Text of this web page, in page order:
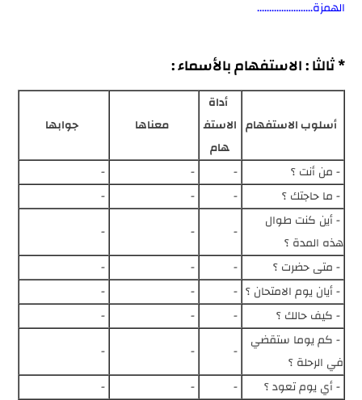
الهمزة.......................
* ثالثا : الاستفهام بالأسماء :
أسلوب الاستفهام
أداة
الاستف
هام
معناها جوابها
- من أنت ؟ -
-
-
- ما حاجتك ؟
-
-
-
- أين كنت طوال
هذه المدة ؟
-
-
-
- متى حضرت ؟
-
-
-
- أيان يوم الامتحان ؟ -
-
-
- كيف حالك ؟
-
-
-
- كم يوما ستقضي
في الرحلة ؟
-
-
-
- أي يوم تعود ؟
-
-
-